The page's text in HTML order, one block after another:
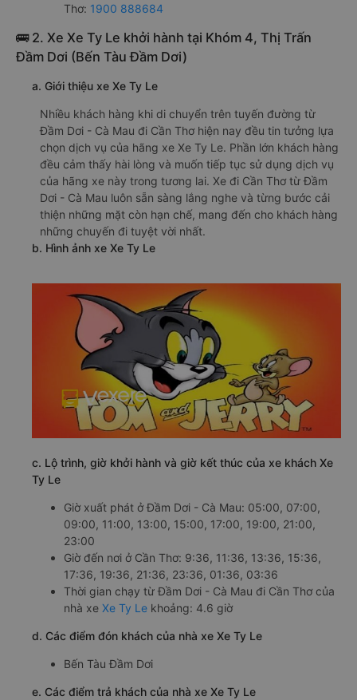
Thơ: 1900 888684
🚌 2. Xe Xe Ty Le khởi hành tại Khóm 4, Thị Trấn
Đầm Dơi (Bến Tàu Đầm Dơi)
a. Giới thiệu xe Xe Ty Le
Nhiều khách hàng khi di chuyển trên tuyến đường từ
Đầm Dơi - Cà Mau đi Cần Thơ hiện nay đều tin tưởng lựa
chọn dịch vụ của hãng xe Xe Ty Le. Phần lớn khách hàng
đều cảm thấy hài lòng và muốn tiếp tục sử dụng dịch vụ
của hãng xe này trong tương lai. Xe đi Cần Thơ từ Đầm
Dơi - Cà Mau luôn sẵn sàng lắng nghe và từng bước cải
thiện những mặt còn hạn chế, mang đến cho khách hàng
những chuyến đi tuyệt vời nhất.
b. Hình ảnh xe Xe Ty Le
c. Lộ trình, giờ khởi hành và giờ kết thúc của xe khách Xe
Ty Le
Giờ xuất phát ở Đầm Dơi - Cà Mau: 05:00, 07:00,
09:00, 11:00, 13:00, 15:00, 17:00, 19:00, 21:00,
23:00
Giờ đến nơi ở Cần Thơ: 9:36, 11:36, 13:36, 15:36,
17:36, 19:36, 21:36, 23:36, 01:36, 03:36
Thời gian chạy từ Đầm Dơi - Cà Mau đi Cần Thơ của
nhà xe Xe Ty Le khoảng: 4.6 giờ
d. Các điểm đón khách của nhà xe Xe Ty Le
Bến Tàu Đầm Dơi
e. Các điểm trả khách của nhà xe Xe Ty Le